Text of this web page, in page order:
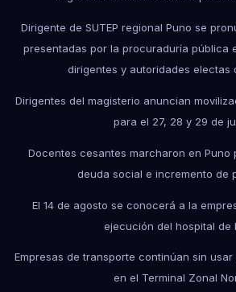
Dirigente de SUTEP regional Puno se
presentadas por la procuraduría pública
dirigentes y autoridades electas
Dirigentes del magisterio anuncian
para el 27, 28 y 29 de
Docentes cesantes marcharon en Puno
deuda social e incremento de
El 14 de agosto se conocerá a la
ejecución del hospital de
Empresas de transporte continúan sin
en el Terminal Zonal